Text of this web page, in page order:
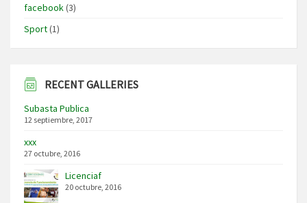
facebook(3)
Sport(1)
RECENT GALLERIES
Subasta Publica
12 septiembre, 2017
xxx
27 octubre, 2016
Licenciaf
20 octubre, 2016